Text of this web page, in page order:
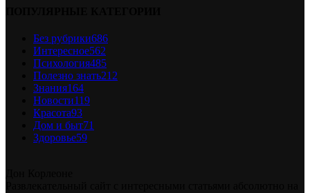
Без рубрики686
Интересное562
Психология485
Полезно знать212
Знания164
Новости119
Красота93
Дом и быт71
Здоровье59